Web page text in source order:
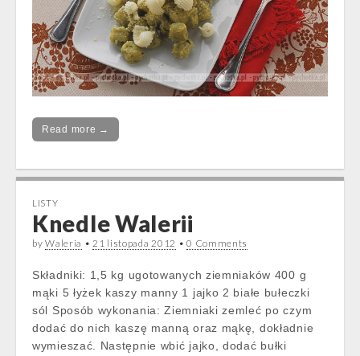
Read more →
LISTY
Knedle Walerii
byWaleria •21 listopada 2012 •0 Comments
Składniki: 1,5 kg ugotowanych ziemniaków 400 g
mąki 5 łyżek kaszy manny 1 jajko 2 białe bułeczki
sól Sposób wykonania: Ziemniaki zemleć po czym
dodać do nich kaszę manną oraz mąkę, dokładnie
wymieszać. Następnie wbić jajko, dodać bułki